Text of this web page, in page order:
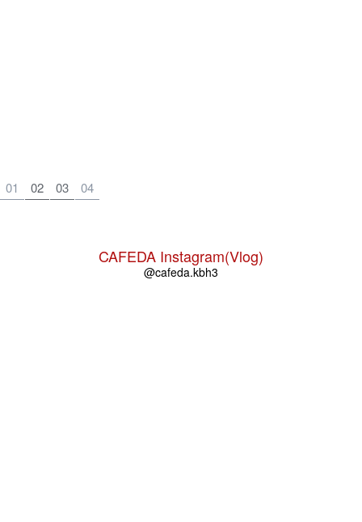
01 02 03 04
CAFEDA Instagram(Vlog)
@cafeda.kbh3